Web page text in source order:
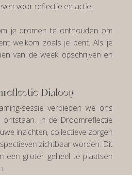
voor reflectie en actie.
je dromen te onthouden om
welkom zoals je bent. Als je
van de week opschrijven en
Dialoog
sessie verdiepen we ons
In de Droomreflectie
inzichten, collectieve zorgen
zichtbaar worden. Dit
een groter geheel te plaatsen